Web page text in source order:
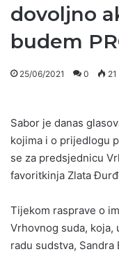
dovoljno
budem
25/06/2021 0 21
Sabor je danas
kojima i o prijedlogu
se za predsjednicu
favoritkinja Zlata
Tijekom rasprave o
Vrhovnog suda, koja,
radu sudstva,